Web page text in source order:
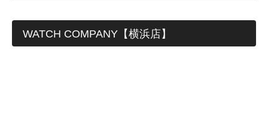
WATCH COMPANY【横浜店】